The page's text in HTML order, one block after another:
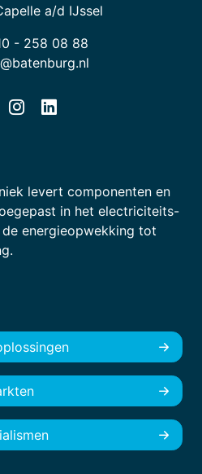
a/d IJssel
- 258 08 88
levert componenten en
in het electriciteits-
energieopwekking tot